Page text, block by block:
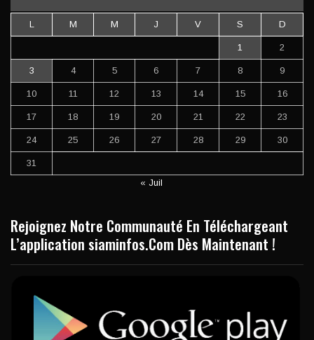
L M M J V S D
1 2
3 4 5 6 7 8 9
10 11 12 13 14 15 16
17 18 19 20 21 22 23
24 25 26 27 28 29 30
31
« Juil
Rejoignez Notre Communauté En Téléchargeant
L’application siaminfos.Com Dès Maintenant !